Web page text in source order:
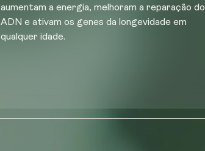
aumentam a energia, melhoram a reparação do
ADN e ativam os genes da longevidade em
qualquer idade.